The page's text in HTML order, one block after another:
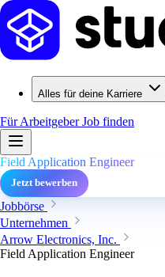
Alles für deine Karriere
Für ArbeitgeberJob finden
Field Application Engineer
Jetzt bewerben
Jobbörse
Unternehmen
Arrow Electronics, Inc.
Field Application Engineer